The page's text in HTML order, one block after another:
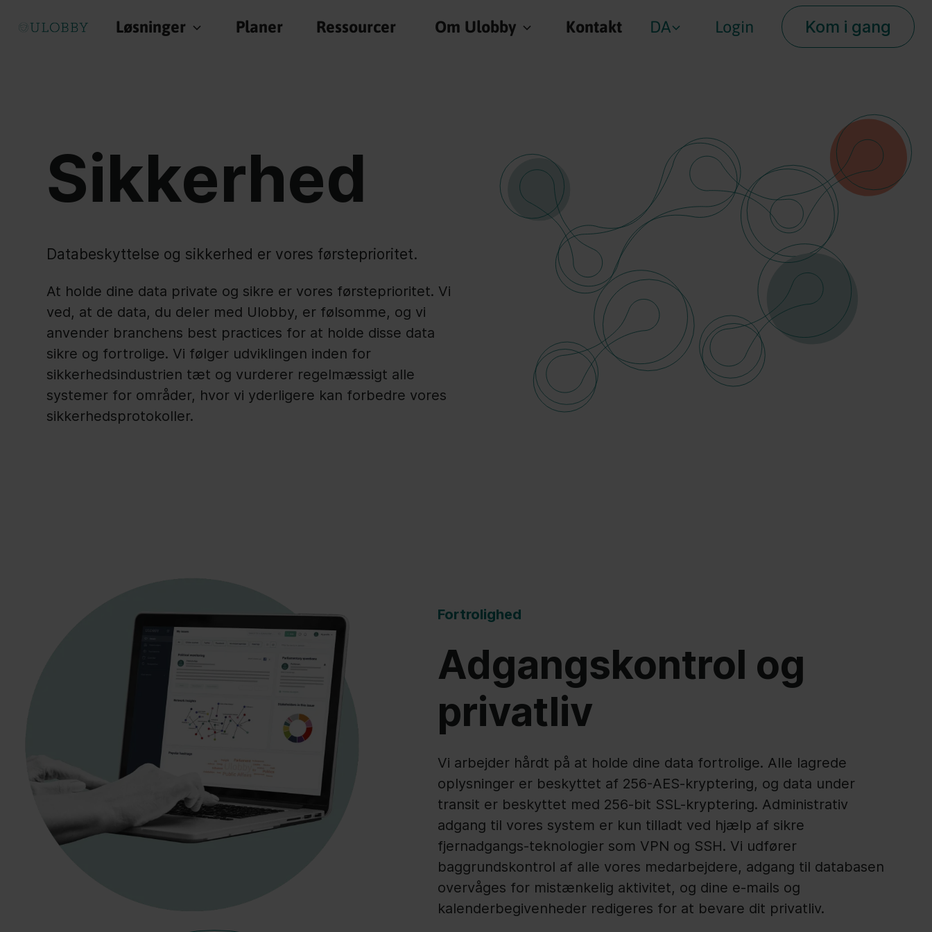
Løsninger Planer Ressourcer Om Ulobby Kontakt DA Login Kom i gang
Sikkerhed
Databeskyttelse og sikkerhed er vores førsteprioritet.
At holde dine data private og sikre er vores førsteprioritet. Vi
ved, at de data, du deler med Ulobby, er følsomme, og vi
anvender branchens best practices for at holde disse data
sikre og fortrolige. Vi følger udviklingen inden for
sikkerhedsindustrien tæt og vurderer regelmæssigt alle
systemer for områder, hvor vi yderligere kan forbedre vores
sikkerhedsprotokoller.
Fortrolighed
Adgangskontrol og
privatliv
Vi arbejder hårdt på at holde dine data fortrolige. Alle lagrede
oplysninger er beskyttet af 256-AES-kryptering, og data under
transit er beskyttet med 256-bit SSL-kryptering. Administrativ
adgang til vores system er kun tilladt ved hjælp af sikre
fjernadgangs-teknologier som VPN og SSH. Vi udfører
baggrundskontrol af alle vores medarbejdere, adgang til databasen
overvåges for mistænkelig aktivitet, og dine e-mails og
kalenderbegivenheder redigeres for at bevare dit privatliv.